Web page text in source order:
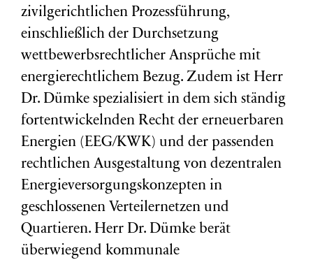
zivilgerichtlichen Prozessführung,
einschließlich der Durchsetzung
wettbewerbsrechtlicher Ansprüche mit
energierechtlichem Bezug. Zudem ist Herr
Dr. Dümke spezialisiert in dem sich ständig
fortentwickelnden Recht der erneuerbaren
Energien (EEG/KWK) und der passenden
rechtlichen Ausgestaltung von dezentralen
Energieversorgungskonzepten in
geschlossenen Verteilernetzen und
Quartieren. Herr Dr. Dümke berät
überwiegend kommunale